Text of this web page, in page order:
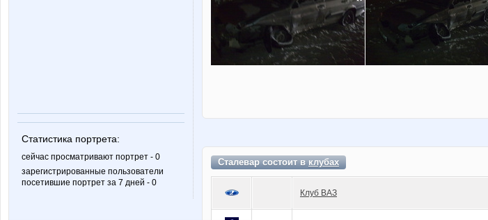
Статистика портрета:
сейчас просматривают портрет - 0
зарегистрированные пользователи
посетившие портрет за 7 дней - 0
Сталевар состоит вклубах
Клуб ВАЗ